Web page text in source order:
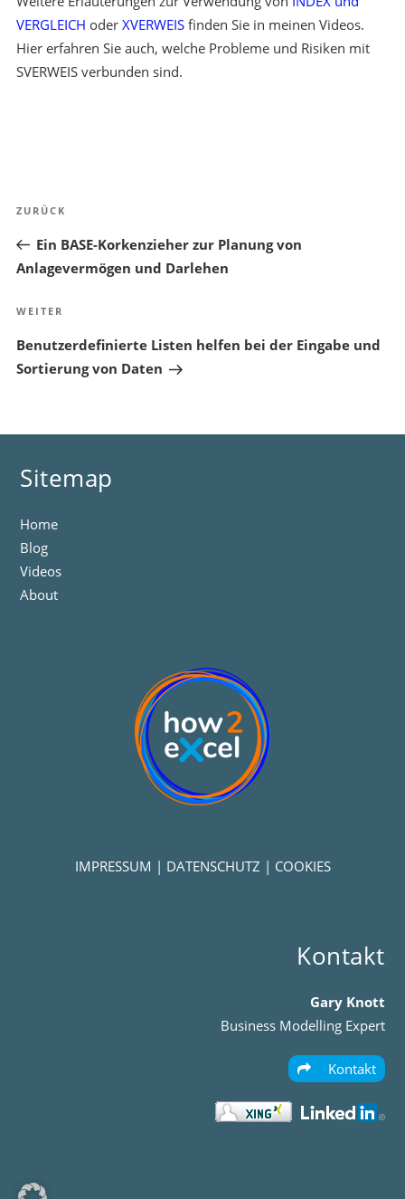
VERGLEICH oder XVERWEISfinden Sie in meinen Videos.
Hier erfahren Sie auch, welche Probleme und Risiken mit
SVERWEIS verbunden sind.
Vorheriger
ZURÜCK
Ein BASE-Korkenzieher zur Planung von
Anlagevermögen und Darlehen
Nächster
WEITER
Benutzerdefinierte Listen helfen bei der Eingabe und
Sortierung von Daten
Sitemap
Home
Blog
Videos
About
IMPRESSUM | DATENSCHUTZ | COOKIES
Kontakt
Gary Knott
Business Modelling Expert
Kontakt